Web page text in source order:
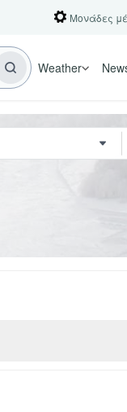
Μονάδες
Weather